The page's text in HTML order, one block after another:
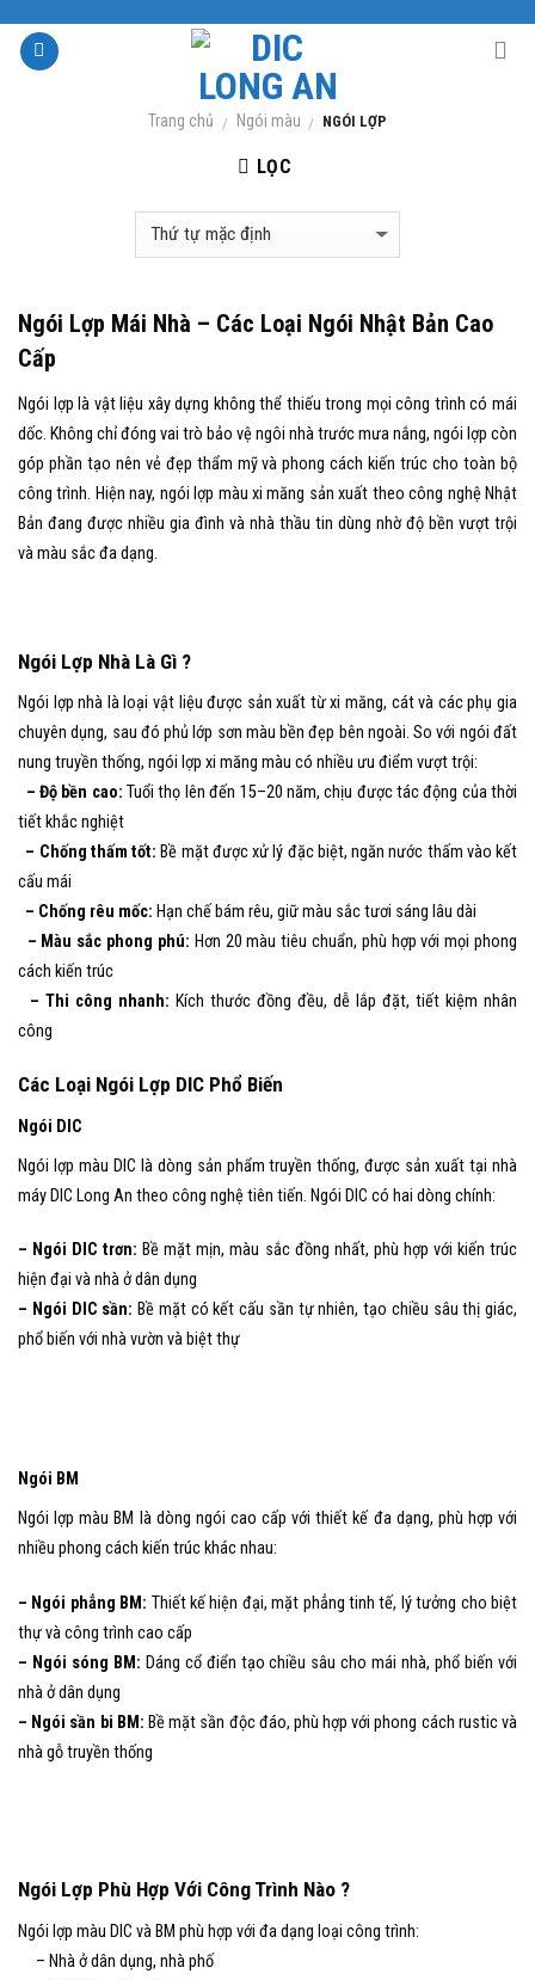
content
Trang chủ / Ngói màu / NGÓI LỢP
LỌC
Ngói Lợp Mái Nhà – Các Loại Ngói Nhật Bản Cao
Cấp
Ngói lợp là vật liệu xây dựng không thể thiếu trong mọi công trình có mái
dốc. Không chỉ đóng vai trò bảo vệ ngôi nhà trước mưa nắng, ngói lợp còn
góp phần tạo nên vẻ đẹp thẩm mỹ và phong cách kiến trúc cho toàn bộ
công trình. Hiện nay, ngói lợp màu xi măng sản xuất theo công nghệ Nhật
Bản đang được nhiều gia đình và nhà thầu tin dùng nhờ độ bền vượt trội
và màu sắc đa dạng.
Ngói Lợp Nhà Là Gì ?
Ngói lợp nhà là loại vật liệu được sản xuất từ xi măng, cát và các phụ gia
chuyên dụng, sau đó phủ lớp sơn màu bền đẹp bên ngoài. So với ngói đất
nung truyền thống, ngói lợp xi măng màu có nhiều ưu điểm vượt trội:
– Độ bền cao: Tuổi thọ lên đến 15–20 năm, chịu được tác động của thời
tiết khắc nghiệt
– Chống thấm tốt: Bề mặt được xử lý đặc biệt, ngăn nước thấm vào kết
cấu mái
– Chống rêu mốc: Hạn chế bám rêu, giữ màu sắc tươi sáng lâu dài
– Màu sắc phong phú: Hơn 20 màu tiêu chuẩn, phù hợp với mọi phong
cách kiến trúc
– Thi công nhanh: Kích thước đồng đều, dễ lắp đặt, tiết kiệm nhân
công
Các Loại Ngói Lợp DIC Phổ Biến
Ngói DIC
Ngói lợp màu DIC là dòng sản phẩm truyền thống, được sản xuất tại nhà
máy DIC Long An theo công nghệ tiên tiến. Ngói DIC có hai dòng chính:
– Ngói DIC trơn: Bề mặt mịn, màu sắc đồng nhất, phù hợp với kiến trúc
hiện đại và nhà ở dân dụng
– Ngói DIC sần: Bề mặt có kết cấu sần tự nhiên, tạo chiều sâu thị giác,
phổ biến với nhà vườn và biệt thự
Ngói BM
Ngói lợp màu BM là dòng ngói cao cấp với thiết kế đa dạng, phù hợp với
nhiều phong cách kiến trúc khác nhau:
– Ngói phẳng BM: Thiết kế hiện đại, mặt phẳng tinh tế, lý tưởng cho biệt
thự và công trình cao cấp
– Ngói sóng BM: Dáng cổ điển tạo chiều sâu cho mái nhà, phổ biến với
nhà ở dân dụng
– Ngói sần bi BM: Bề mặt sần độc đáo, phù hợp với phong cách rustic và
nhà gỗ truyền thống
Ngói Lợp Phù Hợp Với Công Trình Nào ?
Ngói lợp màu DIC và BM phù hợp với đa dạng loại công trình:
– Nhà ở dân dụng, nhà phố